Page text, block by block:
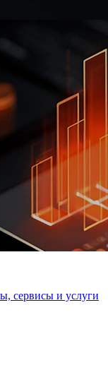
сервисы и услуги